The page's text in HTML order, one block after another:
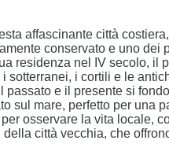
affascinante città
conservato e uno
residenza nel IV secolo, il
sotterranei, i cortili e le
e il presente si
sul mare, perfetto per una
osservare la vita locale,
città vecchia, che